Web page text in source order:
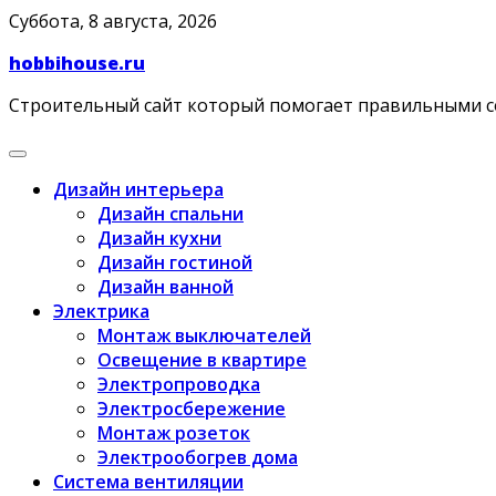
Skip
content
Суббота, 8 августа, 2026
hobbihouse.ru
Строительный сайт который помогает правильными
Дизайн интерьера
Дизайн спальни
Дизайн кухни
Дизайн гостиной
Дизайн ванной
Электрика
Монтаж выключателей
Освещение в квартире
Электропроводка
Электросбережение
Монтаж розеток
Электрообогрев дома
Система вентиляции